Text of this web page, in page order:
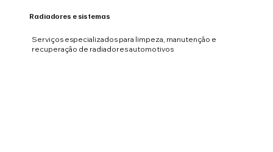
Radiadores e sistemas
Serviços especializados para limpeza, manutenção e
recuperação de radiadores automotivos